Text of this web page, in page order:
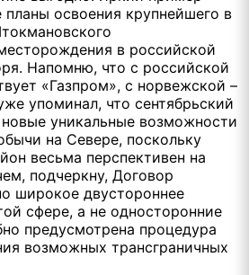
освоения крупнейшего в
в российской
Напомню, что с российской
«Газпром», с норвежской –
упоминал, что сентябрьский
уникальные возможности
на Севере, поскольку
весьма перспективен на
подчеркну, Договор
широкое двустороннее
сфере, а не односторонние
предусмотрена процедура
возможных трансграничных